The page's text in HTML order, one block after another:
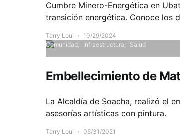
Cumbre Minero-Energética en
transición energética. Conoce los
Terry Loui
10/29/2024
Comunidad
Infraestructura Salud
Embellecimiento de
La Alcaldía de Soacha, realizó el
asesorías artísticas con pintura.
Terry Loui 05/31/2021